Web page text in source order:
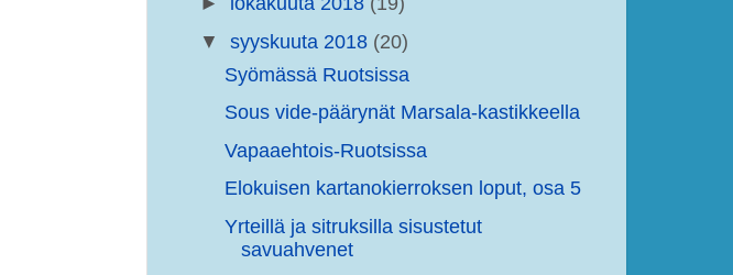
▼ syyskuuta 2018 (20)
Syömässä Ruotsissa
Sous vide-päärynät Marsala-kastikkeella
Vapaaehtois-Ruotsissa
Elokuisen kartanokierroksen loput, osa 5
Yrteillä ja sitruksilla sisustetut
savuahvenet